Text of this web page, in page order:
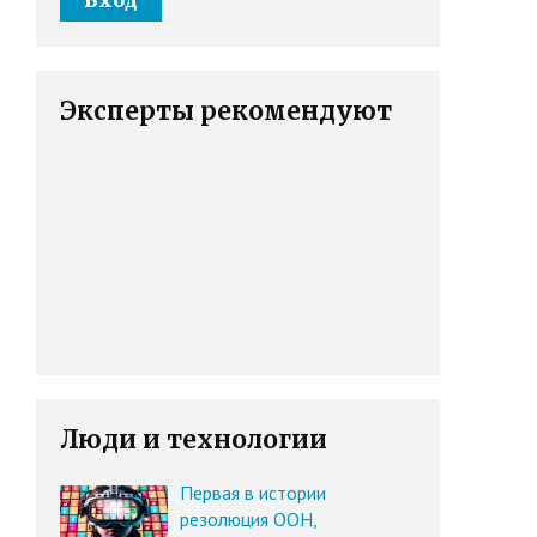
Эксперты рекомендуют
Люди и технологии
Первая в истории
резолюция ООН,